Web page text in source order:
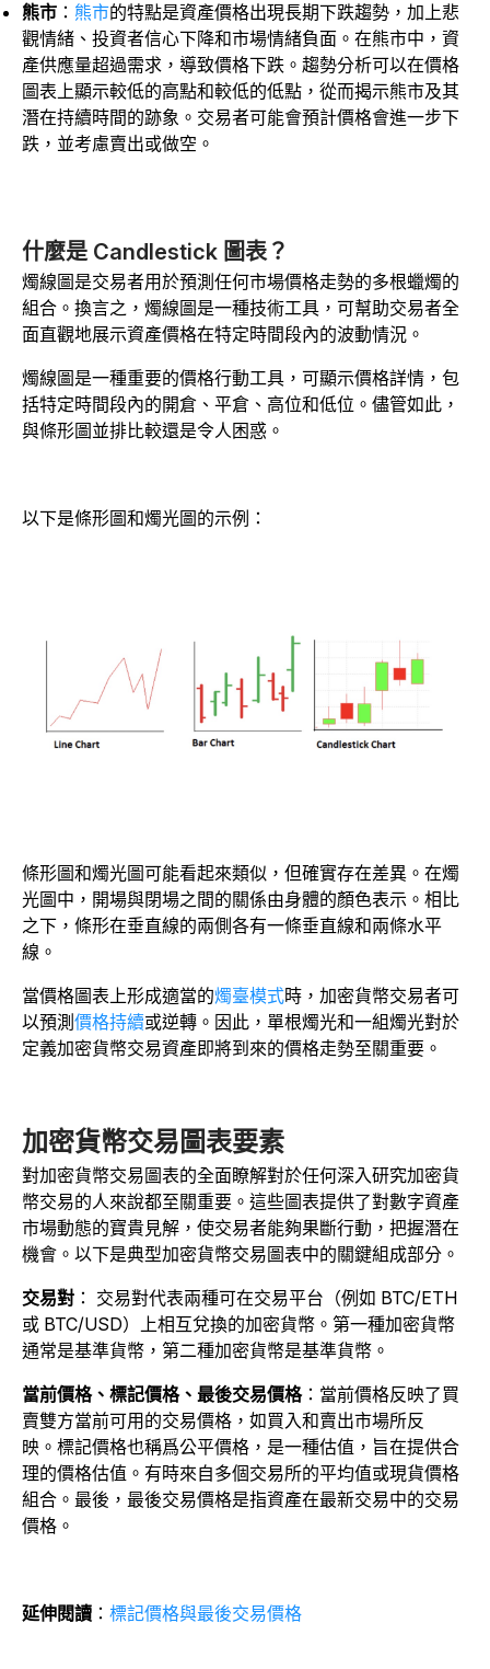
熊市 ： 熊市的特點是資產價格出現長期下跌趨勢，加上悲
觀情緒、投資者信心下降和市場情緒負面。在熊市中，資
產供應量超過需求，導致價格下跌。趨勢分析可以在價格
圖表上顯示較低的高點和較低的低點，從而揭示熊市及其
潛在持續時間的跡象。交易者可能會預計價格會進一步下
跌，並考慮賣出或做空。
什麼是 Candlestick 圖表？
燭線圖是交易者用於預測任何市場價格走勢的多根蠟燭的
組合。換言之，燭線圖是一種技術工具，可幫助交易者全
面直觀地展示資產價格在特定時間段內的波動情況。
燭線圖是一種重要的價格行動工具，可顯示價格詳情，包
括特定時間段內的開倉、平倉、高位和低位。儘管如此，
與條形圖並排比較還是令人困惑。
以下是條形圖和燭光圖的示例：
條形圖和燭光圖可能看起來類似，但確實存在差異。在燭
光圖中，開場與閉場之間的關係由身體的顏色表示。相比
之下，條形在垂直線的兩側各有一條垂直線和兩條水平
線。
當價格圖表上形成適當的燭臺模式時，加密貨幣交易者可
以預測價格持續或逆轉。因此，單根燭光和一組燭光對於
定義加密貨幣交易資產即將到來的價格走勢至關重要。
加密貨幣交易圖表要素
對加密貨幣交易圖表的全面瞭解對於任何深入研究加密貨
幣交易的人來說都至關重要。這些圖表提供了對數字資產
市場動態的寶貴見解，使交易者能夠果斷行動，把握潛在
機會。以下是典型加密貨幣交易圖表中的關鍵組成部分。
交易對 ： 交易對代表兩種可在交易平台（例如 BTC/ETH
或 BTC/USD）上相互兌換的加密貨幣。第一種加密貨幣
通常是基準貨幣，第二種加密貨幣是基準貨幣。
當前價格、標記價格、最後交易價格： 當前價格反映了買
賣雙方當前可用的交易價格，如買入和賣出市場所反
映。 標記價格也稱爲公平價格，是一種估值，旨在提供合
理的價格估值。有時來自多個交易所的平均值或現貨價格
組合。 最後，最後交易價格是指資產在最新交易中的交易
價格。
延伸閱讀 ： 標記價格與最後交易價格